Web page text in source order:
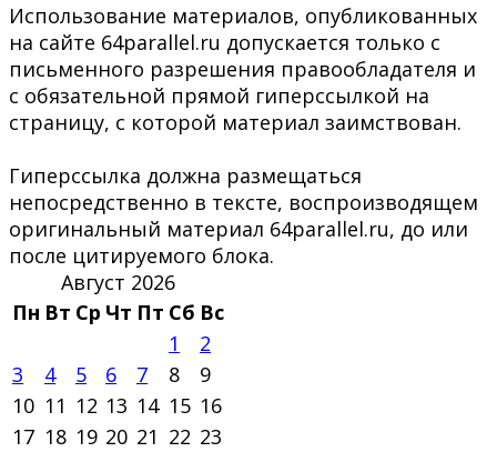
Использование материалов, опубликованных
на сайте 64parallel.ru допускается только с
письменного разрешения правообладателя и
с обязательной прямой гиперссылкой на
страницу, с которой материал заимствован.
Гиперссылка должна размещаться
непосредственно в тексте, воспроизводящем
оригинальный материал 64parallel.ru, до или
после цитируемого блока.
Август 2026
Пн Вт Ср Чт Пт Сб Вс
1
2
3
4 5 6 7 8
9
10 11 12 13 14 15 16
17 18 19 20 21 22 23